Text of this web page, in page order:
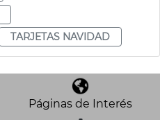
TARJETAS NAVIDAD
Páginas de Interés